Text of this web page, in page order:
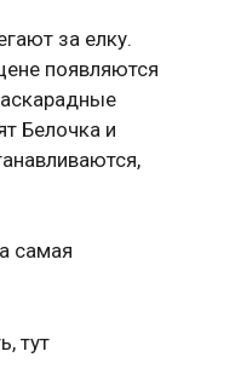
за елку.
появляются
Белочка и
самая
тут